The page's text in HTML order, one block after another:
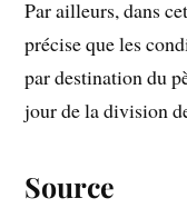
Par ailleurs, dans
précise que les
par destination du
jour de la division
Source